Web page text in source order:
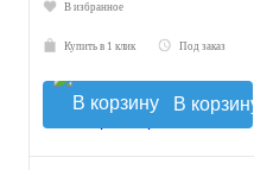
В избранное
Купить в 1 клик Под заказ
В корзину